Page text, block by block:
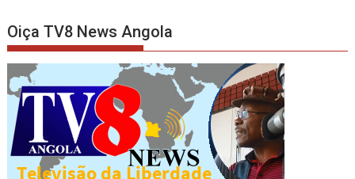
Oiça TV8 News Angola